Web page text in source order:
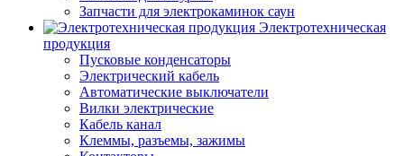
Запчасти для электрокаминок саун
Электротехническая
продукция
Пусковые конденсаторы
Электрический кабель
Автоматические выключатели
Вилки электрические
Кабель канал
Клеммы, разъемы, зажимы